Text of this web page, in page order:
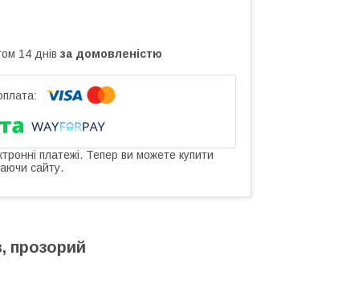
14 днів за домовленістю
платежі. Тепер ви можете купити
сайту.
прозорий